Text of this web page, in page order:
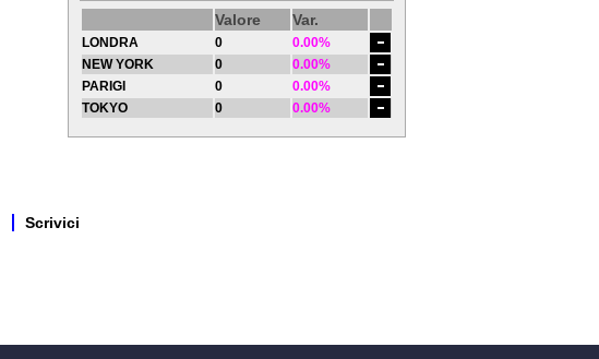
Valore Var.
LONDRA 0
0.00%
NEW YORK
0
0.00%
PARIGI
0
0.00%
TOKYO
0 0.00%
Scrivici